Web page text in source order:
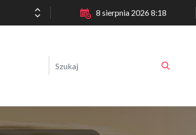
8 sierpnia 2026 8:18